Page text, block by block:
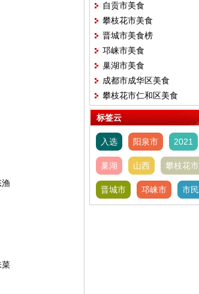
菜
自贡市美食
攀枝花市美食
晋城市美食榜
邛崃市美食
巢湖市美食
成都市成华区美食
攀枝花市仁和区美食
标签云
入选 阳泉市 2021
巢湖 山西 攀枝花市
晋城市 邛崃市 市民